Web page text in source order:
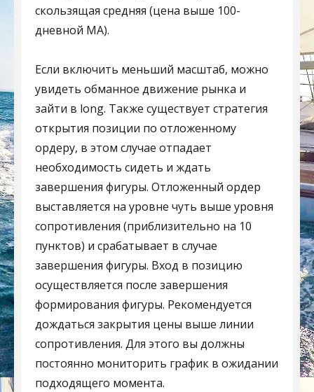
скользящая средняя (цена выше 100-
дневной MA).
Если включить меньший масштаб, можно
увидеть обманное движение рынка и
зайти в long. Также существует стратегия
открытия позиции по отложенному
ордеру, в этом случае отпадает
необходимость сидеть и ждать
завершения фигуры. Отложенный ордер
выставляется на уровне чуть выше уровня
сопротивления (приблизительно на 10
пунктов) и срабатывает в случае
завершения фигуры. Вход в позицию
осуществляется после завершения
формирования фигуры. Рекомендуется
дождаться закрытия цены выше линии
сопротивления. Для этого вы должны
постоянно мониторить график в ожидании
подходящего момента.